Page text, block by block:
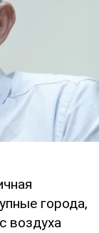
города,
воздуха